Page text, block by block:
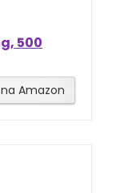
500
Amazon